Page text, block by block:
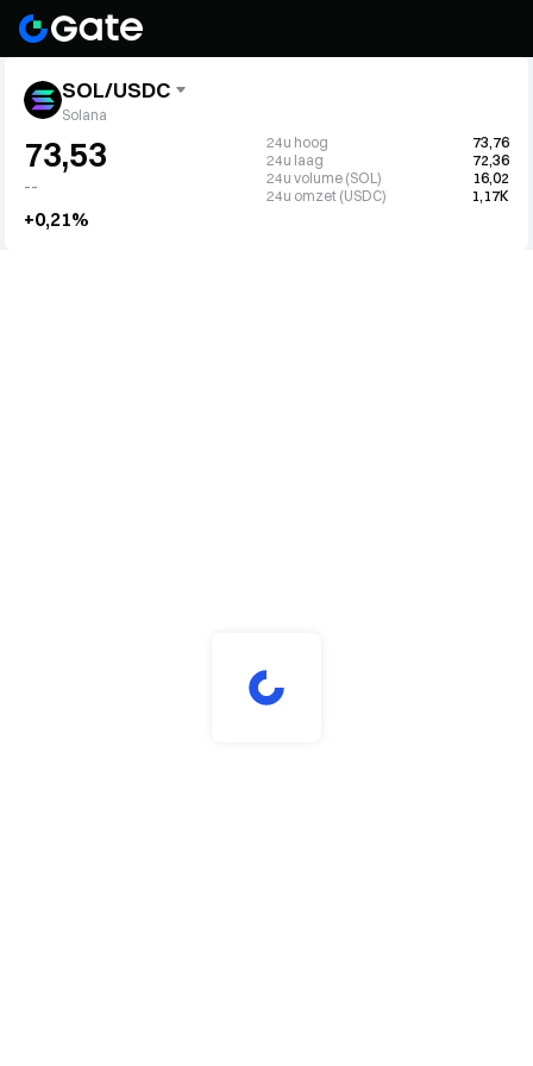
SOL/USDC
Solana
73,53
--
+0,21%
24u hoog
73,76
24u laag
72,36
24u volume (SOL)
16,02
24u omzet (USDC)
1,17K